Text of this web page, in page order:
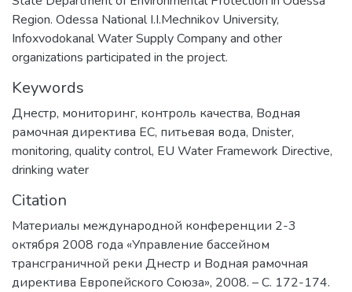
Region. Odessa National I.I.Mechnikov University,
Infoxvodokanal Water Supply Company and other
organizations participated in the project.
Keywords
Днестр, мониторинг, контроль качества, Водная
рамочная директива ЕС, питьевая вода, Dnister,
monitoring, quality control, EU Water Framework Directive,
drinking water
Citation
Материалы международной конференции 2-3
октября 2008 года «Управление бассейном
трансграничной реки Днестр и Водная рамочная
директива Европейского Союза», 2008. – С. 172-174.